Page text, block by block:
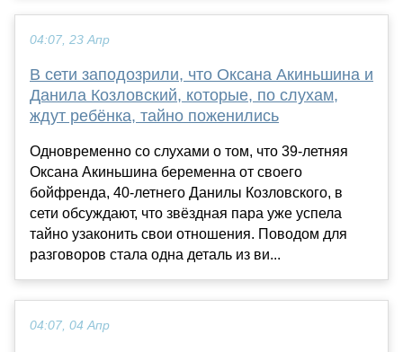
04:07, 23 Апр
В сети заподозрили, что Оксана Акиньшина и
Данила Козловский, которые, по слухам,
ждут ребёнка, тайно поженились
Одновременно со слухами о том, что 39-летняя
Оксана Акиньшина беременна от своего
бойфренда, 40-летнего Данилы Козловского, в
сети обсуждают, что звёздная пара уже успела
тайно узаконить свои отношения. Поводом для
разговоров стала одна деталь из ви...
04:07, 04 Апр